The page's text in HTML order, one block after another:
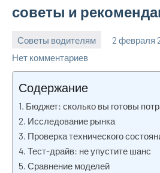
советы и
Советы водителям 2 февраля
Нет комментариев
Содержание
Бюджет: сколько вы готовы
Исследование рынка
Проверка технического
Тест-драйв: не упустите шанс
Сравнение моделей